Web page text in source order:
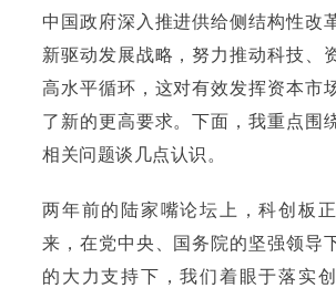
中国政府深入推进供给侧结构性改
新驱动发展战略，努力推动科技、
高水平循环，这对有效发挥资本市
了新的更高要求。下面，我重点围
相关问题谈几点认识。
两年前的陆家嘴论坛上，科创板
来，在党中央、国务院的坚强领导
的大力支持下，我们着眼于落实